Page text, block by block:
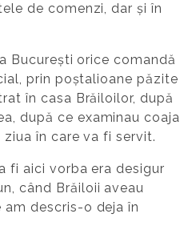
de comenzi, dar și în
București orice comandă
prin poștalioane păzite
în casa Brăiloilor, după
după ce examinau coaja
în care va fi servit.
fi aici vorba era desigur
când Brăiloii aveau
am descris-o deja în